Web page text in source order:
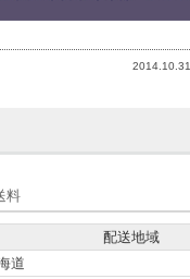
2014.10.31
料
配送地域
道